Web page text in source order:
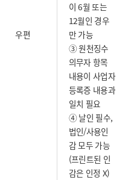
우편
이 6월 또는
12월인 경우
만 가능
③ 원천징수
의무자 항목
내용이 사업자
등록증 내용과
일치 필요
④ 날인 필수,
법인/사용인
감 모두 가능
(프린트된 인
감은 인정 X)